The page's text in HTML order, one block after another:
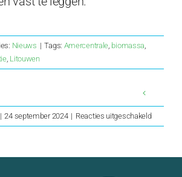
Nieuws | Tags: Amercentrale, biomassa,
, Litouwen
| 24 september 2024 | Reacties uitgeschakeldvoor
Wel
geen